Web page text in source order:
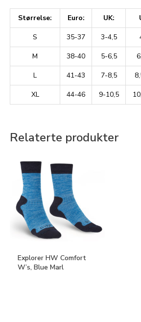
Størrelse: Euro: UK:
S 35-37 3-4,5
M 38-40 5-6,5
L 41-43 7-8,5
XL 44-46 9-10,5
Relaterte produkter
Explorer HW Comfort
W’s, Blue Marl